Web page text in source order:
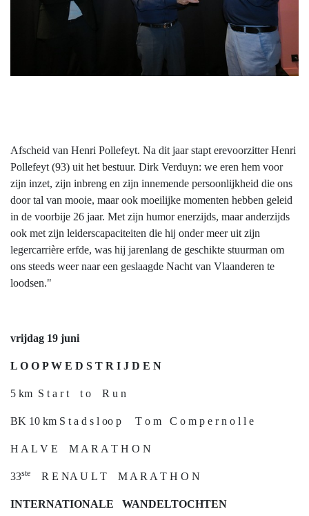
Afscheid van Henri Pollefeyt. Na dit jaar stapt erevoorzitter Henri
Pollefeyt (93) uit het bestuur. Dirk Verduyn: we eren hem voor
zijn inzet, zijn inbreng en zijn innemende persoonlijkheid die ons
door tal van mooie, maar ook moeilijke momenten hebben geleid
in de voorbije 26 jaar. Met zijn humor enerzijds, maar anderzijds
ook met zijn leiderscapaciteiten die hij onder meer uit zijn
legercarrière erfde, was hij jarenlang de geschikte stuurman om
ons steeds weer naar een geslaagde Nacht van Vlaanderen te
loodsen."
vrijdag 19 juni
L O O P W E D S T R I J D E N
5 km S t a r t t o R u n
BK 10 km S t a d s l oo p T o m C o m p e r n o l l e
H A L V E M A R A T H O N
33ste R E NA U L T M A R A T H O N
INTERNATIONALE WANDELTOCHTEN